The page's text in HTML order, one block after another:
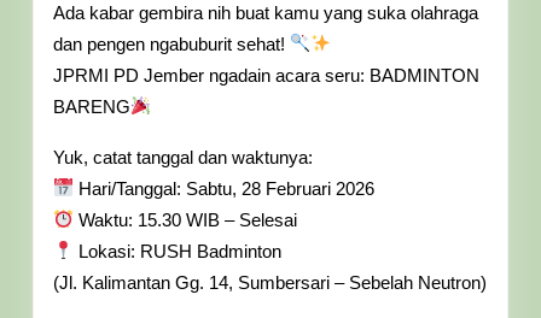
Badminton
Bareng
JPRMI
Ada kabar gembira nih buat kamu yang suka olahraga
dan pengen ngabuburit sehat!
JPRMI PD Jember ngadain acara seru: BADMINTON
BARENG
Yuk, catat tanggal dan waktunya:
Hari/Tanggal: Sabtu, 28 Februari 2026
Waktu: 15.30 WIB – Selesai
Lokasi: RUSH Badminton
(Jl. Kalimantan Gg. 14, Sumbersari – Sebelah Neutron)